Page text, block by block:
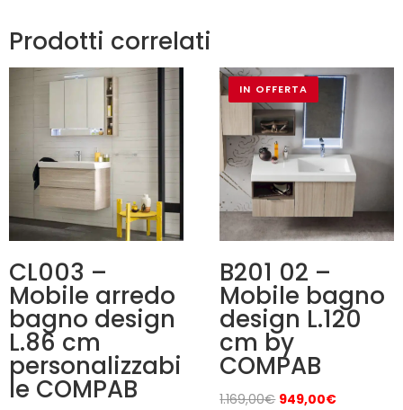
Prodotti correlati
CL003 –
Mobile arredo
bagno design
L.86 cm
personalizzabi
le COMPAB
IN OFFERTA
B201 02 –
Mobile bagno
design L.120
cm by
COMPAB
1.169,00€ Il
949,00€Il